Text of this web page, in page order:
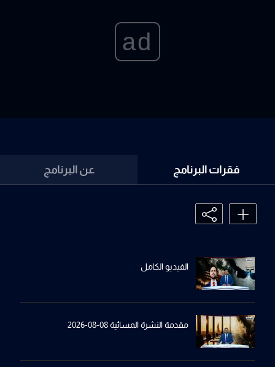
ad
فقرات البرنامج عن البرنامج
الفيديو الكامل
مقدمة النشرة المسائية 08-08-2026